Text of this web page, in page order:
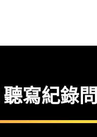
聽寫紀錄